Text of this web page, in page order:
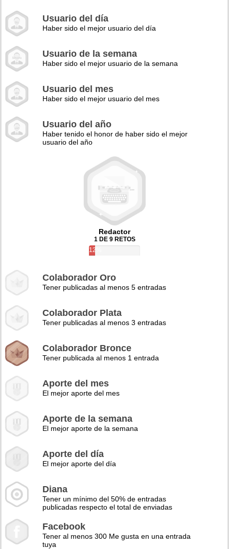
Usuario del día
Haber sido el mejor usuario del día
Usuario de la semana
Haber sido el mejor usuario de la semana
Usuario del mes
Haber sido el mejor usuario del mes
Usuario del año
Haber tenido el honor de haber sido el mejor
usuario del año
Redactor
1 DE 9 RETOS
12%
Colaborador Oro
Tener publicadas al menos 5 entradas
Colaborador Plata
Tener publicadas al menos 3 entradas
Colaborador Bronce
Tener publicada al menos 1 entrada
Aporte del mes
El mejor aporte del mes
Aporte de la semana
El mejor aporte de la semana
Aporte del día
El mejor aporte del día
Diana
Tener un mínimo del 50% de entradas
publicadas respecto el total de enviadas
Facebook
Tener al menos 300 Me gusta en una entrada
tuya